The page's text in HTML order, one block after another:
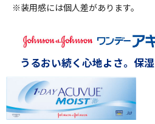
※装用感には個人差があります。
うるおい続く心地よさ。保湿